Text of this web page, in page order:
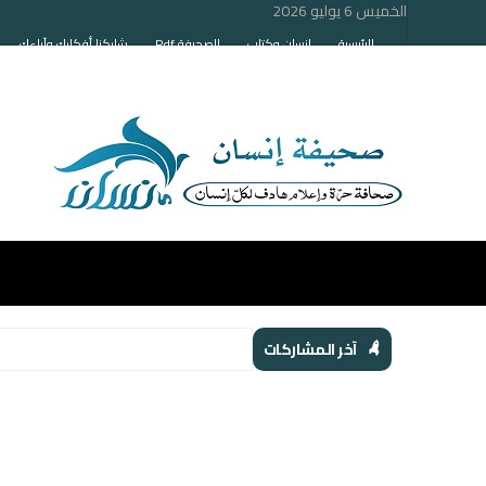
الخميس 6 يوليو 2026
الرئيسية إنسان وكتاب الصحيفة Pdf شاركنا أفكارك وآراءك
آخر المشاركات